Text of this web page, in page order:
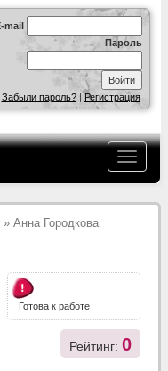
mail
Пароль
Забыли пароль?|Регистрация
» Анна Городкова
Готова к работе
Рейтинг: 0